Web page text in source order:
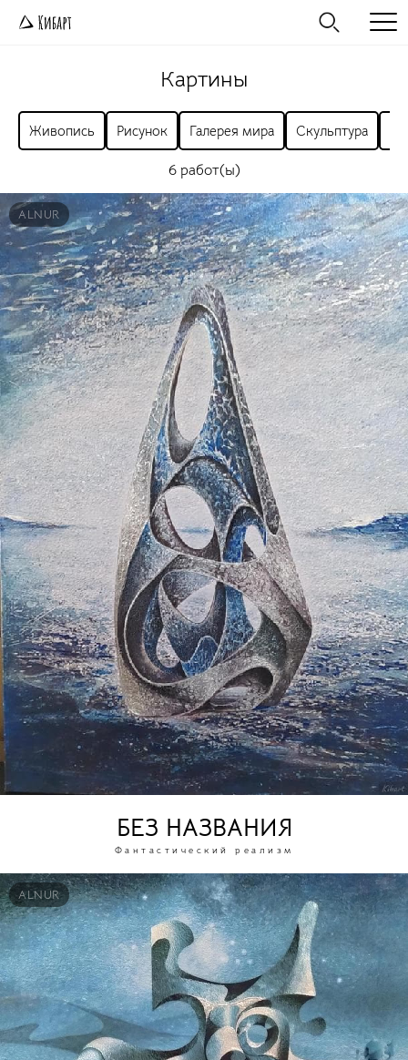
Картины
Живопись Рисунок Галерея мира Скульптура
6 работ(ы)
ALNUR
БЕЗ НАЗВАНИЯ
Фантастический реализм
ALNUR